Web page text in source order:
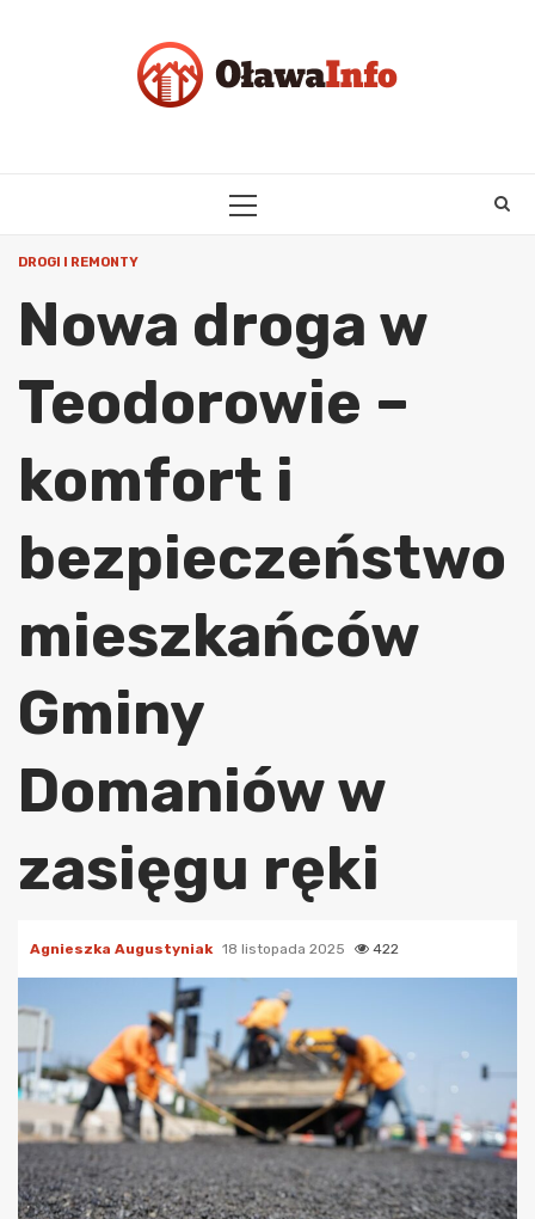
PRIMARY
DROGI I REMONTY
Nowa droga w
Teodorowie –
komfort i
bezpieczeństwo
mieszkańców
Gminy
Domaniów w
zasięgu ręki
Agnieszka Augustyniak 18 listopada 2025 422